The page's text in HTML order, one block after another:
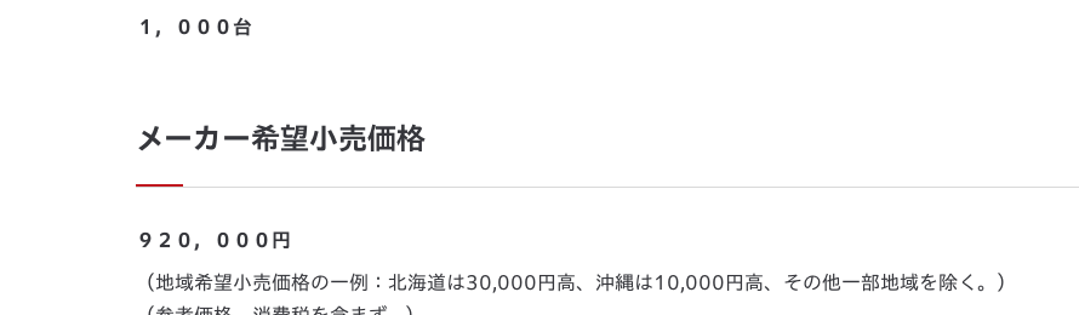
１，０００台
メーカー希望小売価格
９２０，０００円
（地域希望小売価格の一例：北海道は30,000円高、沖縄は10,000円高、その他一部地域を除く。）